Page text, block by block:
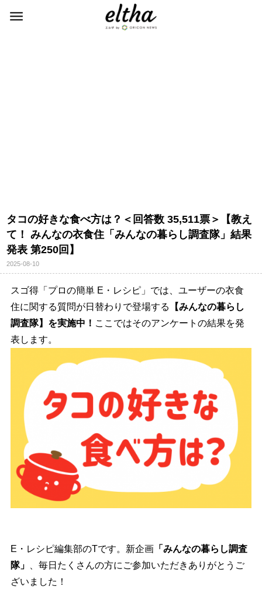
タコの好きな食べ方は？＜回答数 35,511票＞【教え
て！ みんなの衣食住「みんなの暮らし調査隊」結果
発表 第250回】
2025-08-10
スゴ得「プロの簡単 E・レシピ」では、ユーザーの衣食
住に関する質問が日替わりで登場する
【みんなの暮らし
調査隊】を実施中！ ここではそのアンケートの結果を発
表します。
E・レシピ編集部のTです。新企画「みんなの暮らし調査
隊」
、毎日たくさんの方にご参加いただきありがとうご
ざいました！